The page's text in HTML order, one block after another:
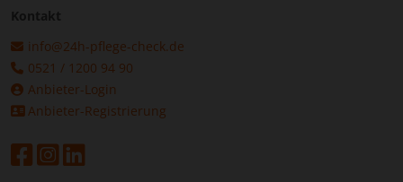
Kontakt
info@24h-pflege-check.de
0521 / 1200 94 90
Anbieter-Login
Anbieter-Registrierung